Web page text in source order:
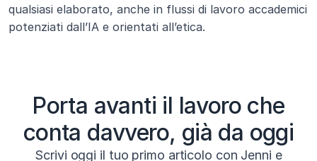
qualsiasi elaborato, anche in flussi di lavoro accademici
potenziati dall’IA e orientati all’etica.
Porta avanti il lavoro che
conta davvero, già da oggi
Scrivi oggi il tuo primo articolo con Jenni e